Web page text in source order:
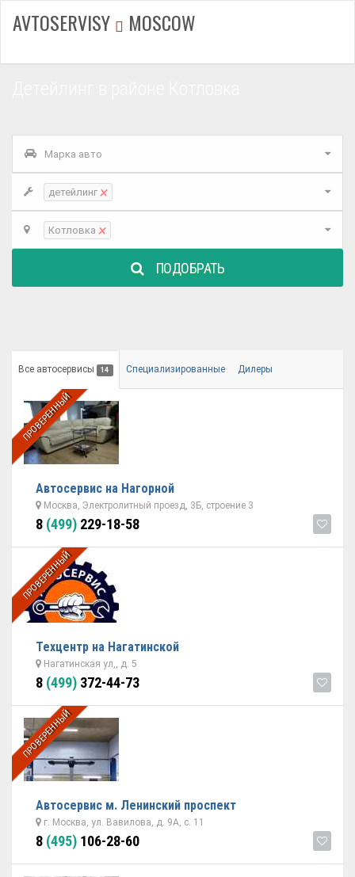
AVTOSERVISY MOSCOW
Марка авто
детейлинг ×
Котловка ×
ПОДОБРАТЬ
Все автосервисы 14 Специализированные Дилеры
ПРОВЕРЕННЫЙ
Автосервис на Нагорной
Москва, Электролитный проезд, 3Б, строение 3
8 (499) 229-18-58
ПРОВЕРЕННЫЙ
Техцентр на Нагатинской
Нагатинская ул,, д. 5
8 (499) 372-44-73
ПРОВЕРЕННЫЙ
Автосервис м. Ленинский проспект
г. Москва, ул. Вавилова, д. 9А, с. 11
8 (495) 106-28-60